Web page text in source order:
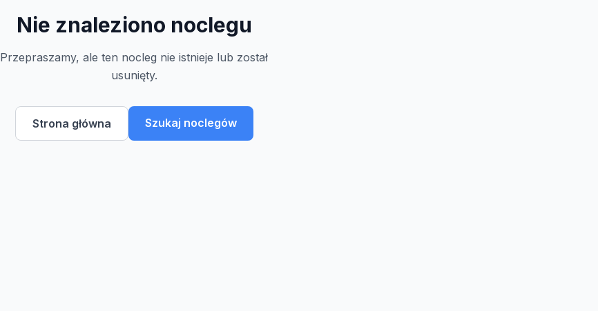
Nie znaleziono noclegu
Przepraszamy, ale ten nocleg nie istnieje lub został
usunięty.
Strona główna Szukaj noclegów